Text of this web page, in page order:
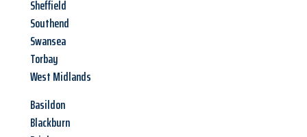
Sheffield
Southend
Swansea
Torbay
West Midlands
Basildon
Blackburn